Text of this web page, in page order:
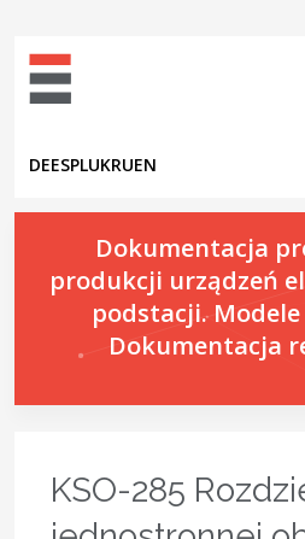
DEESPLUKRUEN
Dokumentacja
produkcji urządzeń
podstacji. Modele
Dokumentacja
KSO-285